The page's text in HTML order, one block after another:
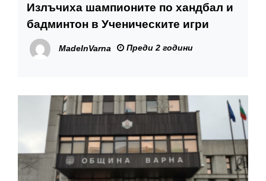
Излъчиха шампионите по хандбал и
бадминтон в Ученическите игри
MadeInVarna Преди 2 години